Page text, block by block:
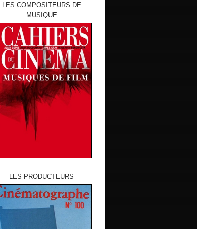
LES COMPOSITEURS DE
MUSIQUE
LES PRODUCTEURS